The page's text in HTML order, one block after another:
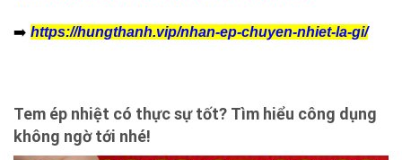
➡️ https://hungthanh.vip/nhan-ep-chuyen-nhiet-la-gi/
Tem ép nhiệt có thực sự tốt? Tìm hiểu công dụng
không ngờ tới nhé!